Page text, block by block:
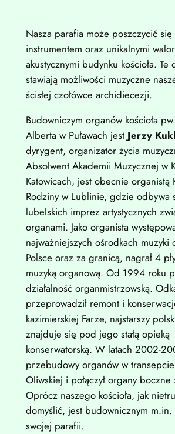
Nasza parafia może poszczycić się
instrumentem oraz unikalnymi
akustycznymi budynku kościoła. Te
stawiają możliwości muzyczne
ścisłej czołówce archidiecezji.
Budowniczym organów kościoła
Alberta w Puławach jest Jerzy
dyrygent, organizator życia
Absolwent Akademii Muzycznej w
Katowicach, jest obecnie organistą
Rodziny w Lublinie, gdzie odbywa
lubelskich imprez artystycznych
organami. Jako organista
najważniejszych ośrodkach muzyki
Polsce oraz za granicą, nagrał 4
muzyką organową. Od 1994 roku
działalność organmistrzowską.
przeprowadził remont i
kazimierskiej Farze, najstarszy
znajduje się pod jego stałą opieką
konserwatorską. W latach 2002-
przebudowy organów w
Oliwskiej i połączył organy
Oprócz naszego kościoła, jak
domyślić, jest budownicznym
swojej parafii.